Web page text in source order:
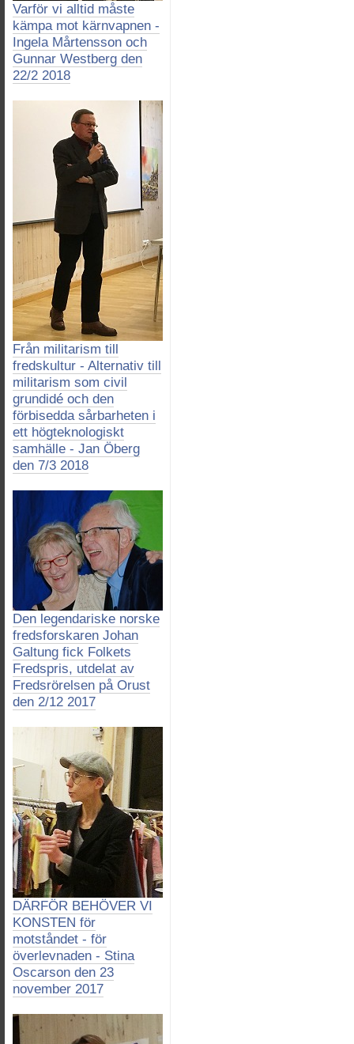
Varför vi alltid måste
kämpa mot kärnvapnen -
Ingela Mårtensson och
Gunnar Westberg den
22/2 2018
Från militarism till
fredskultur - Alternativ till
militarism som civil
grundidé och den
förbisedda sårbarheten i
ett högteknologiskt
samhälle - Jan Öberg
den 7/3 2018
Den legendariske norske
fredsforskaren Johan
Galtung fick Folkets
Fredspris, utdelat av
Fredsrörelsen på Orust
den 2/12 2017
DÄRFÖR BEHÖVER VI
KONSTEN för
motståndet - för
överlevnaden - Stina
Oscarson den 23
november 2017